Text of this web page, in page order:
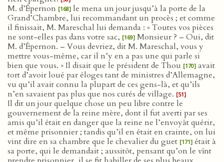
M. d’Épernon [168] le mena un jour jusqu’à la porte de la
Grand’Chambre, lui recommandant un procès ; et comme
il finissait, M. Mareschal lui demanda : « Toutes vos pièces
ne sont-elles pas dans votre sac, [169] Monsieur ? – Oui, dit
M. d’Épernon. – Vous devriez, dit M. Mareschal, vous y
mettre vous-même, car il n’y en a pas une qui parle si
bien que vous. » Il disait que le président de Thou [170] avait
tort d’avoir loué par éloges tant de ministres d’Allemagne,
vu qu’il avait connu la plupart de ces gens-là, et qu’ils
n’en savaient pas plus que nos curés de village. [51]
Il dit un jour quelque chose un peu libre contre le
gouvernement de la reine mère, dont il fut averti par ses
amis qu’il était en danger que la reine ne l’envoyât quérir,
et même prisonnier ; tandis qu’il en était en crainte, on lui
vint dire en sa chambre que le chevalier du guet [171] était à
sa porte, qui le demandait ; aussitôt, pensant qu’on le vînt